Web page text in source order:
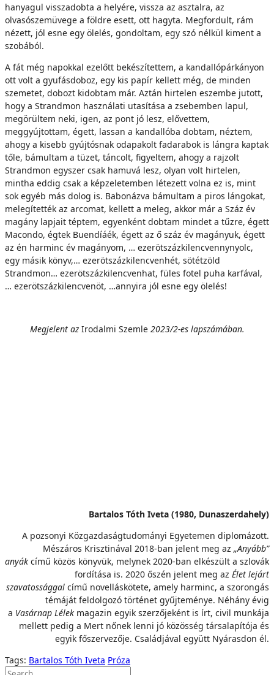
hanyagul visszadobta a helyére, vissza az asztalra, az
olvasószemüvege a földre esett, ott hagyta. Megfordult, rám
nézett, jól esne egy ölelés, gondoltam, egy szó nélkül kiment a
szobából.
A fát még napokkal ezelőtt bekészítettem, a kandallópárkányon
ott volt a gyufásdoboz, egy kis papír kellett még, de minden
szemetet, dobozt kidobtam már. Aztán hirtelen eszembe jutott,
hogy a Strandmon használati utasítása a zsebemben lapul,
megörültem neki, igen, az pont jó lesz, elővettem,
meggyújtottam, égett, lassan a kandallóba dobtam, néztem,
ahogy a kisebb gyújtósnak odapakolt fadarabok is lángra kaptak
tőle, bámultam a tüzet, táncolt, figyeltem, ahogy a rajzolt
Strandmon egyszer csak hamuvá lesz, olyan volt hirtelen,
mintha eddig csak a képzeletemben létezett volna ez is, mint
sok egyéb más dolog is. Babonázva bámultam a piros lángokat,
melegítették az arcomat, kellett a meleg, akkor már a Száz év
magány lapjait téptem, egyenként dobtam mindet a tűzre, égett
Macondo, égtek Buendíáék, égett az ő száz év magányuk, égett
az én harminc év magányom, … ezerötszázkilencvennynyolc,
egy másik könyv,… ezerötszázkilencvenhét, sötétzöld
Strandmon… ezerötszázkilencvenhat, füles fotel puha karfával,
… ezerötszázkilencvenöt, …annyira jól esne egy ölelés!
Megjelent az Irodalmi Szemle2023/2-es lapszámában.
Bartalos Tóth Iveta (1980, Dunaszerdahely)
A pozsonyi Közgazdaságtudományi Egyetemen diplomázott.
Mészáros Krisztinával 2018-ban jelent meg az „Anyább”
anyák című közös könyvük, melynek 2020-ban elkészült a szlovák
fordítása is. 2020 őszén jelent meg az Élet lejárt
szavatossággal című novelláskötete, amely harminc, a szorongás
témáját feldolgozó történet gyűjteménye. Néhány évig
a Vasárnap Lélek magazin egyik szerzőjeként is írt, civil munkája
mellett pedig a Mert nőnek lenni jó közösség társalapítója és
egyik főszervezője. Családjával együtt Nyárasdon él.
Tags: Bartalos Tóth Iveta Próza